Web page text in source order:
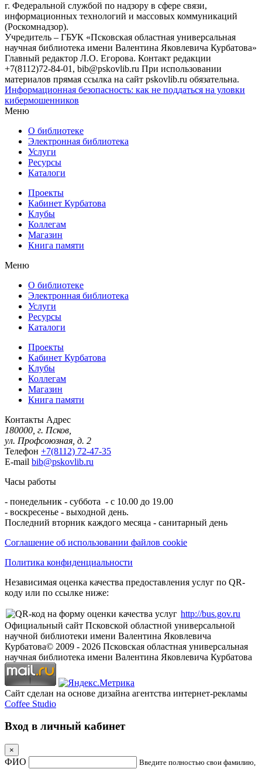
г. Федеральной службой по надзору в сфере связи,
информационных технологий и массовых коммуникаций
(Роскомнадзор).
Учредитель – ГБУК «Псковская областная универсальная
научная библиотека имени Валентина Яковлевича Курбатова»
Главный редактор Л.О. Егорова. Контакт редакции
+7(8112)72-84-01, bib@pskovlib.ru При использовании
материалов прямая ссылка на сайт pskovlib.ru обязательна.
Информационная безопасность: как не поддаться на уловки
кибермошенников
Меню
О библиотеке
Электронная библиотека
Услуги
Ресурсы
Каталоги
Проекты
Кабинет Курбатова
Клубы
Коллегам
Магазин
Книга памяти
Меню
О библиотеке
Электронная библиотека
Услуги
Ресурсы
Каталоги
Проекты
Кабинет Курбатова
Клубы
Коллегам
Магазин
Книга памяти
Контакты Адрес
180000, г. Псков,
ул. Профсоюзная, д. 2
Телефон +7(8112) 72-47-35
E-mail bib@pskovlib.ru
Часы работы
- понедельник - суббота - с 10.00 до 19.00
- воскресенье - выходной день.
Последний вторник каждого месяца - санитарный день
Соглашение об использовании файлов cookie
Политика конфиденциальности
Независимая оценка качества предоставления услуг по QR-
коду или по ссылке ниже:
http://bus.gov.ru
Официальный сайт Псковской областной универсальной
научной библиотеки имени Валентина Яковлевича
Курбатова© 2009 - 2026 Псковская областная универсальная
научная библиотека имени Валентина Яковлевича Курбатова
Сайт сделан на основе дизайна агентства интернет-рекламы
Coffee Studio
Вход в личный кабинет
×
ФИО
Введите полностью свои фамилию,